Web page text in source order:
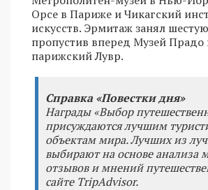
Орсе в Париже и Чикагский
искусств. Эрмитаж занял
пропустив вперед Mузей
парижский Лувр.
Справка «Повестки дня»
Награды «Выбор
присуждаются лучшим
объектам мира. Лучших из
выбирают на основе анализа
отзывов и мнений
сайте TripAdvisor.